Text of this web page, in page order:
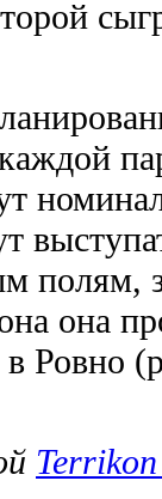
полям,
она
Ровно